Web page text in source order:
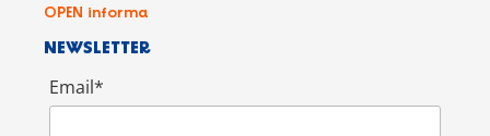
OPEN informa
NEWSLETTER
Email*